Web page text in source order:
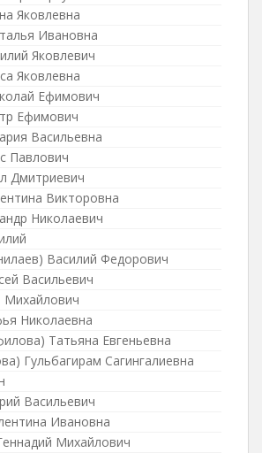
Яковлевна
Ивановна
Яковлевич
Яковлевна
Ефимович
Ефимович
Васильевна
Павлович
Дмитриевич
Викторовна
Николаевич
Василий Федорович
Васильевич
Михайлович
Николаевна
Татьяна Евгеньевна
Гульбагирам Сагингалиевна
Васильевич
Ивановна
Михайлович